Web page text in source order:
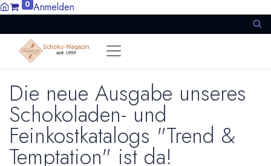
0 Anmelden
Die neue Ausgabe unseres
Schokoladen- und
Feinkostkatalogs "Trend &
Temptation" ist da!